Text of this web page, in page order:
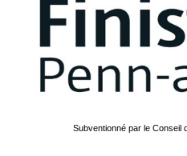
Subventionné par le Conseil